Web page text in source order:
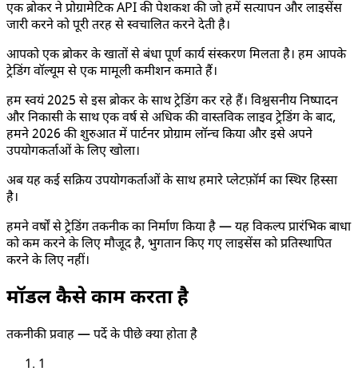
एक ब्रोकर ने प्रोग्रामेटिक API की पेशकश की जो हमें सत्यापन और लाइसेंस
जारी करने को पूरी तरह से स्वचालित करने देती है।
आपको एक ब्रोकर के खातों से बंधा पूर्ण कार्य संस्करण मिलता है। हम आपके
ट्रेडिंग वॉल्यूम से एक मामूली कमीशन कमाते हैं।
हम स्वयं 2025 से इस ब्रोकर के साथ ट्रेडिंग कर रहे हैं। विश्वसनीय निष्पादन
और निकासी के साथ एक वर्ष से अधिक की वास्तविक लाइव ट्रेडिंग के बाद,
हमने 2026 की शुरुआत में पार्टनर प्रोग्राम लॉन्च किया और इसे अपने
उपयोगकर्ताओं के लिए खोला।
अब यह कई सक्रिय उपयोगकर्ताओं के साथ हमारे प्लेटफ़ॉर्म का स्थिर हिस्सा
है।
हमने वर्षों से ट्रेडिंग तकनीक का निर्माण किया है — यह विकल्प प्रारंभिक बाधा
को कम करने के लिए मौजूद है, भुगतान किए गए लाइसेंस को प्रतिस्थापित
करने के लिए नहीं।
मॉडल कैसे काम करता है
तकनीकी प्रवाह — पर्दे के पीछे क्या होता है
1